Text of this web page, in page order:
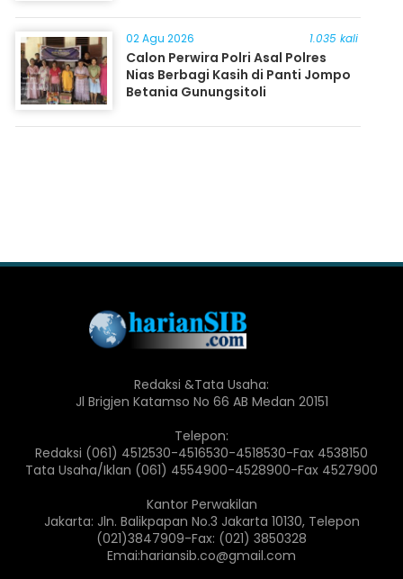
02 Agu 2026 1.035 kali
Calon Perwira Polri Asal Polres
Nias Berbagi Kasih di Panti Jompo
Betania Gunungsitoli
Redaksi &Tata Usaha:
Jl Brigjen Katamso No 66 AB Medan 20151
Telepon:
Redaksi (061) 4512530-4516530-4518530-Fax 4538150
Tata Usaha/Iklan (061) 4554900-4528900-Fax 4527900
Kantor Perwakilan
Jakarta: Jln. Balikpapan No.3 Jakarta 10130, Telepon
(021)3847909-Fax: (021) 3850328
Emai:hariansib.co@gmail.com